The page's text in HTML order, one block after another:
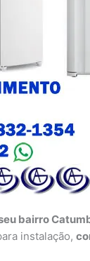
bairro
instalação,